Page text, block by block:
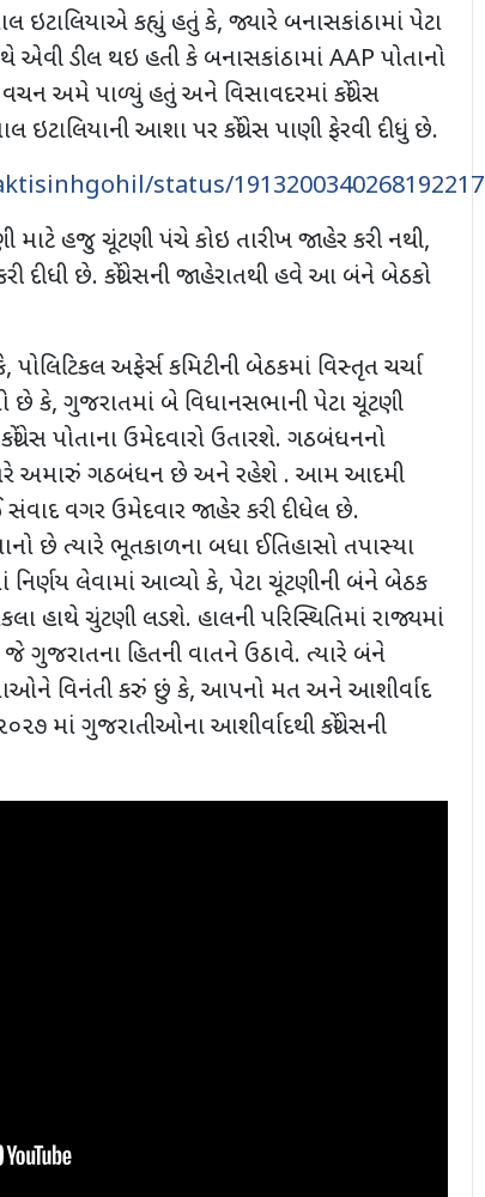
ઇટાલિયાએ કહ્યું હતું કે, જ્યારે બનાસકાંઠામાં પેટા
એવી ડીલ થઇ હતી કે બનાસકાંઠામાંAAP પોતાનો
અમે પાળ્યું હતું અને વિસાવદરમાં કોંગ્રેસ
ઇટાલિયાની આશા પર કોંગ્રેસ પાણી ફેરવી દીધું છે.
status/1913200340268192217
માટે હજુ ચૂંટણી પંચે કોઇ તારીખ જાહેર કરી નથી,
દીધી છે. કોંગ્રેસની જાહેરાતથી હવે આ બંને બેઠકો
પોલિટિકલ અફેર્સ કમિટીની બેઠકમાં વિસ્તૃત ચર્ચા
છે કે, ગુજરાતમાં બે વિધાનસભાની પેટા ચૂંટણી
પોતાના ઉમેદવારો ઉતારશે. ગઠબંધનનો
સ્તરે અમારું ગઠબંધન છે અને રહેશે . આમ આદમી
સંવાદ વગર ઉમેદવાર જાહેર કરી દીધેલ છે.
છે ત્યારે ભૂતકાળના બધા ઈતિહાસો તપાસ્યા
નિર્ણય લેવામાં આવ્યો કે, પેટા ચૂંટણીની બંને બેઠક
હાથે ચુંટણી લડશે. હાલની પરિસ્થિતિમાં રાજ્યમાં
ગુજરાતના હિતની વાતને ઉઠાવે. ત્યારે બંને
વિનંતી કરું છું કે, આપનો મત અને આશીર્વાદ
માં ગુજરાતીઓના આશીર્વાદથી કોંગ્રેસની